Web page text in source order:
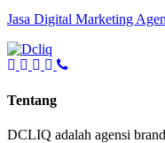
Jasa Digital Marketing
Tentang
DCLIQ adalah agensi